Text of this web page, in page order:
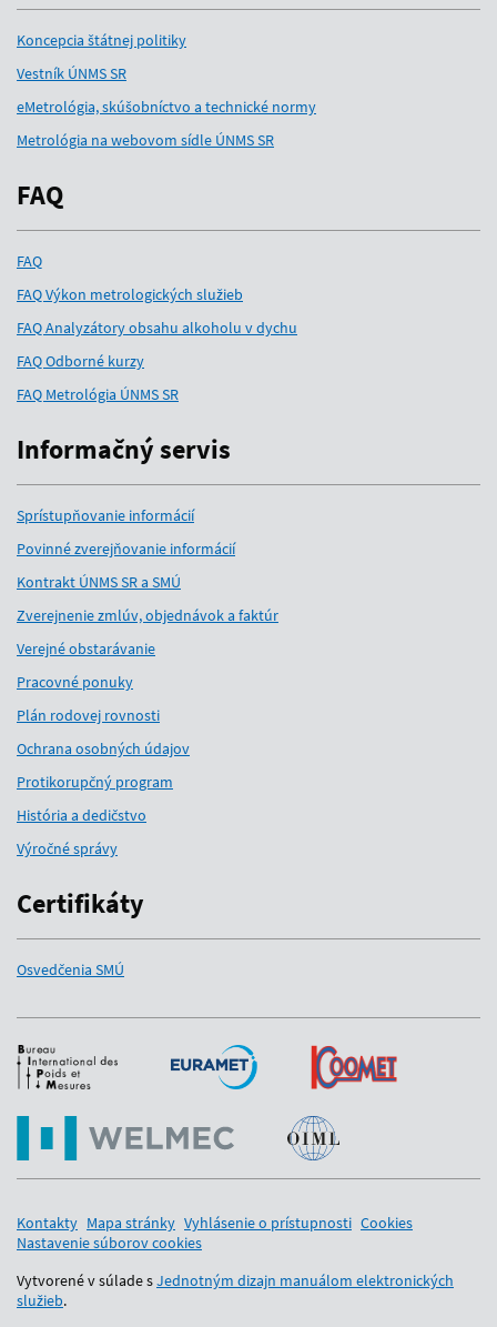
Koncepcia štátnej politiky
Vestník ÚNMS SR
eMetrológia, skúšobníctvo a technické normy
Metrológia na webovom sídle ÚNMS SR
FAQ
FAQ
FAQ Výkon metrologických služieb
FAQ Analyzátory obsahu alkoholu v dychu
FAQ Odborné kurzy
FAQ Metrológia ÚNMS SR
Informačný servis
Sprístupňovanie informácií
Povinné zverejňovanie informácií
Kontrakt ÚNMS SR a SMÚ
Zverejnenie zmlúv, objednávok a faktúr
Verejné obstarávanie
Pracovné ponuky
Plán rodovej rovnosti
Ochrana osobných údajov
Protikorupčný program
História a dedičstvo
Výročné správy
Certifikáty
Osvedčenia SMÚ
Medzinárodní partneri
Kontakty Mapa stránky Vyhlásenie o prístupnosti Cookies
Nastavenie súborov cookies
Vytvorené v súlade sJednotným dizajn manuálom elektronických
služieb.